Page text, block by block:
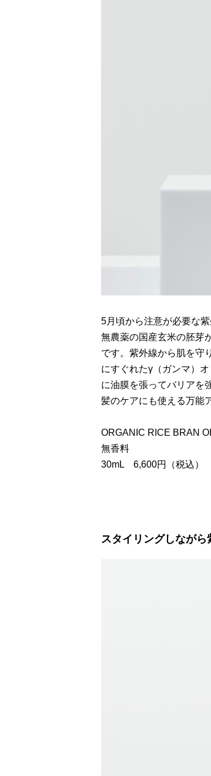
5月頃から注意が必要な
無農薬の国産玄米の胚芽
です。紫外線から肌を守
にすぐれたγ（ガンマ）
に油膜を張ってバリアを
髪のケアにも使える万能
ORGANIC RICE BRAN
無香料
30mL 6,600円（税込）
スタイリングしなが